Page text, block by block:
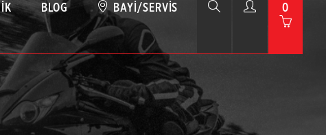
BLOG BAYI/SERVIS 0